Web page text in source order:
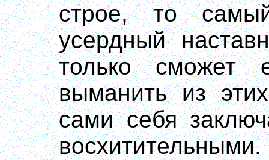
строе, то
усердный
только
выманить из
сами себя